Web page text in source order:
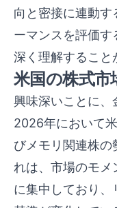
向と密接に連動す
ーマンスを評価す
深く理解すること
米国の株式市
興味深いことに、
2026年において
びメモリ関連株の
れは、市場のモ
に集中しており